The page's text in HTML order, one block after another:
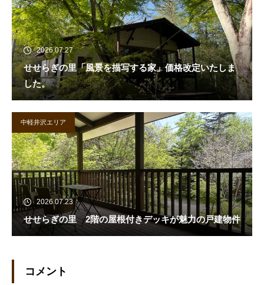
2026.07.27
せせらぎの里「風景を描写する家」価格改定いたしま
した。
中軽井沢エリア
2026.07.23
せせらぎの里 2階の屋根付きデッキが魅力の戸建物件
コメント